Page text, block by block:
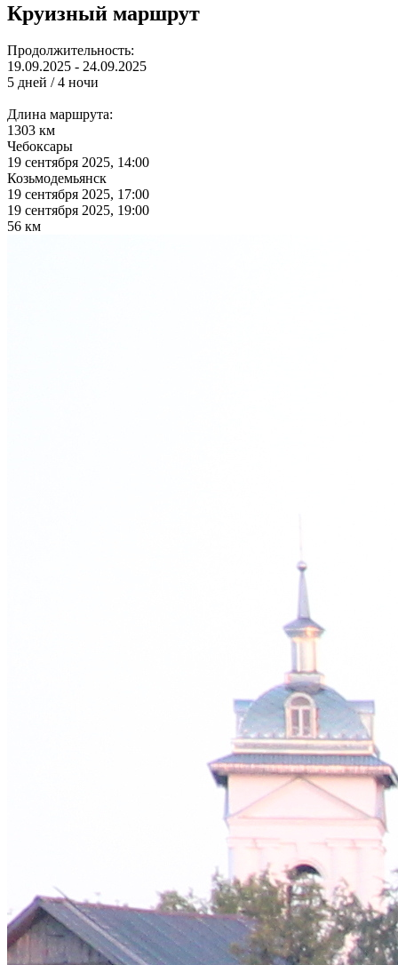
Круизный маршрут
Продолжительность:
19.09.2025 - 24.09.2025
5 дней / 4 ночи
Длина маршрута:
1303 км
Чебоксары
19 сентября 2025, 14:00
Козьмодемьянск
19 сентября 2025, 17:00
19 сентября 2025, 19:00
56 км